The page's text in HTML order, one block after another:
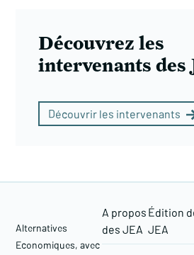
Découvrez les
intervenants des
Découvrir les intervenants
Alternatives
Economiques, avec
A propos
des JEA
Édition
JEA